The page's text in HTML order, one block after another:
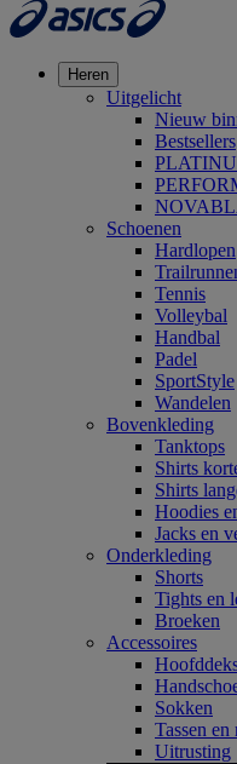
Heren
Uitgelicht
Nieuw
Bestsellers
Schoenen
Hardlopen
Tennis
Volleybal
Handbal
Padel
SportStyle
Wandelen
Bovenkleding
Tanktops
Shirts
Shirts
Hoodies
Jacks en
Onderkleding
Shorts
Tights en
Broeken
Accessoires
Sokken
Tassen en
Uitrusting